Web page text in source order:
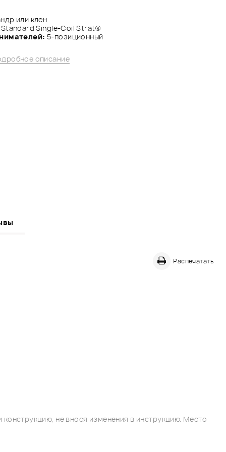
или клен
Standard Single-Coil Strat®
5-позиционный
описание
Распечатать
не внося изменения в инструкцию. Место